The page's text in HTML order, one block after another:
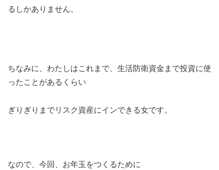
るしかありません。
ちなみに、わたしはこれまで、生活防衛資金まで投資に使
ったことがあるくらい
ぎりぎりまでリスク資産にインできる女です。
なので、今回、お年玉をつくるために